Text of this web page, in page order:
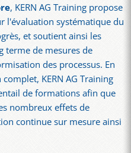
, KERN AG Training propose
l'évaluation systématique du
et soutient ainsi les
terme de mesures de
des processus. En
KERN AG Training
de formations afin que
nombreux effets de
continue sur mesure ainsi